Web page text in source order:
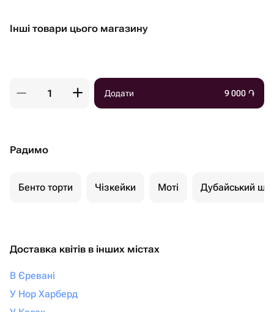
Інші товари цього магазину
Додати 9 000 ֏
Радимо
Бенто торти Чізкейки Моті Дубайський
Доставка квітів в інших містах
В Єревані
У Нор Харберд